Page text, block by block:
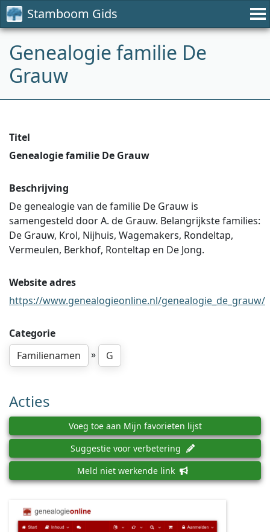
Stamboom Gids
Genealogie familie De
Grauw
Titel
Genealogie familie De Grauw
Beschrijving
De genealogie van de familie De Grauw is
samengesteld door A. de Grauw. Belangrijkste families:
De Grauw, Krol, Nijhuis, Wagemakers, Rondeltap,
Vermeulen, Berkhof, Ronteltap en De Jong.
Website adres
https://www.genealogieonline.nl/genealogie_de_grauw/
Categorie
Familienamen
» G
Acties
Voeg toe aan Mijn favorieten lijst
Suggestie voor verbetering
Meld niet werkende link